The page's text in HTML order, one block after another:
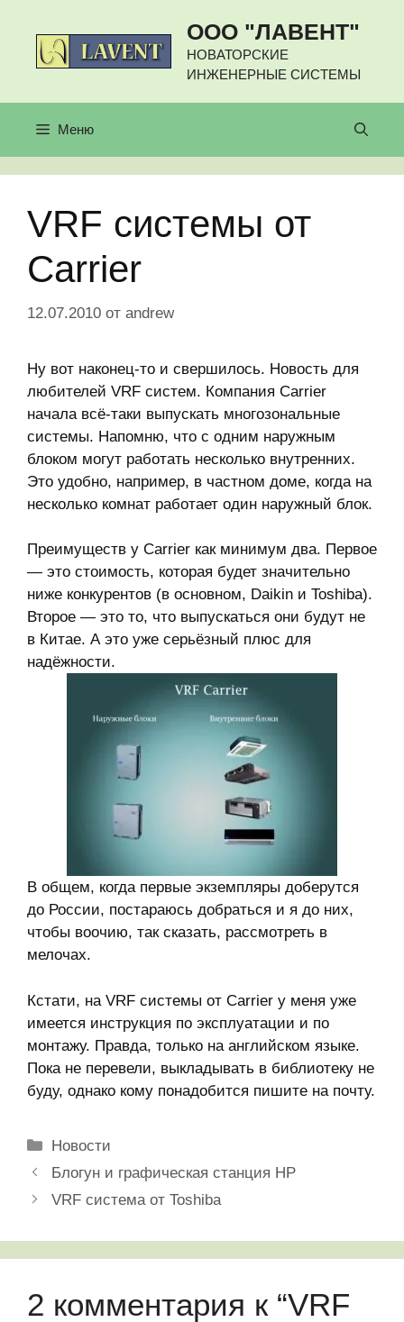
содержимому
ООО "ЛАВЕНТ"
НОВАТОРСКИЕ
ИНЖЕНЕРНЫЕ СИСТЕМЫ
Меню
VRF системы от
Carrier
12.07.2010 от andrew
Ну вот наконец-то и свершилось. Новость для
любителей VRF систем. Компания Carrier
начала всё-таки выпускать многозональные
системы. Напомню, что с одним наружным
блоком могут работать несколько внутренних.
Это удобно, например, в частном доме, когда на
несколько комнат работает один наружный блок.
Преимуществ у Carrier как минимум два. Первое
— это стоимость, которая будет значительно
ниже конкурентов (в основном, Daikin и Toshiba).
Второе — это то, что выпускаться они будут не
в Китае. А это уже серьёзный плюс для
надёжности.
В общем, когда первые экземпляры доберутся
до России, постараюсь добраться и я до них,
чтобы воочию, так сказать, рассмотреть в
мелочах.
Кстати, на VRF системы от Carrier у меня уже
имеется инструкция по эксплуатации и по
монтажу. Правда, только на английском языке.
Пока не перевели, выкладывать в библиотеку не
буду, однако кому понадобится пишите на почту.
Рубрики
Новости
Блогун и графическая станция HP
VRF система от Toshiba
2 комментария к “VRF